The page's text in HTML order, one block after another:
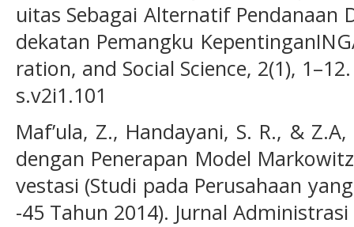
uitas Sebagai Alternatif Pendanaan
dekatan Pemangku
ration, and Social Science, 2(1),
s.v2i1.101
Maf’ula, Z., Handayani, S. R., &
dengan Penerapan Model
vestasi (Studi pada Perusahaan
-45 Tahun 2014). Jurnal Administrasi